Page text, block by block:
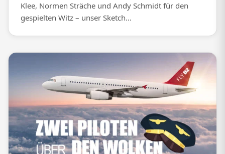
Klee, Normen Sträche und Andy Schmidt für den
gespielten Witz – unser Sketch...